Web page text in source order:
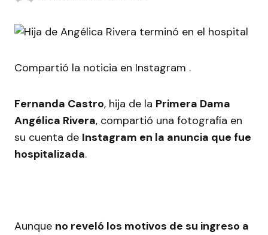
Compartió la noticia en Instagram .
Fernanda Castro, hija de la Primera Dama
Angélica Rivera, compartió una fotografía en
su cuenta de Instagram en la anuncia que fue
hospitalizada.
Aunque no reveló los motivos de su ingreso a